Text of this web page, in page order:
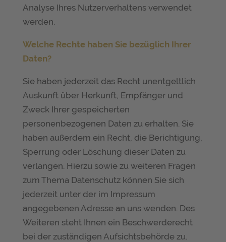
Analyse Ihres Nutzerverhaltens verwendet
werden.
Welche Rechte haben Sie bezüglich Ihrer
Daten?
Sie haben jederzeit das Recht unentgeltlich
Auskunft über Herkunft, Empfänger und
Zweck Ihrer gespeicherten
personenbezogenen Daten zu erhalten. Sie
haben außerdem ein Recht, die Berichtigung,
Sperrung oder Löschung dieser Daten zu
verlangen. Hierzu sowie zu weiteren Fragen
zum Thema Datenschutz können Sie sich
jederzeit unter der im Impressum
angegebenen Adresse an uns wenden. Des
Weiteren steht Ihnen ein Beschwerderecht
bei der zuständigen Aufsichtsbehörde zu.